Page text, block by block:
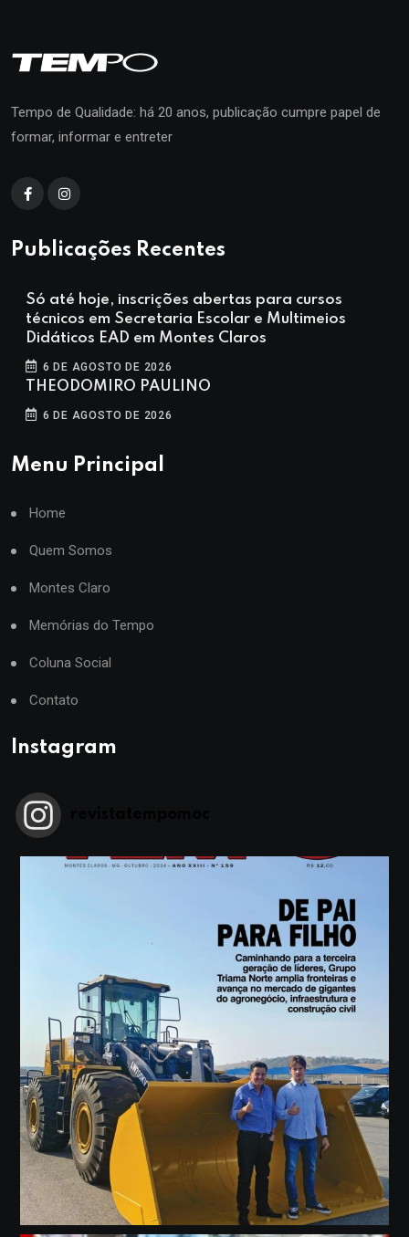
Tempo de Qualidade: há 20 anos, publicação cumpre papel de
formar, informar e entreter
Publicações Recentes
Só até hoje, inscrições abertas para cursos
técnicos em Secretaria Escolar e Multimeios
Didáticos EAD em Montes Claros
6 DE AGOSTO DE 2026
THEODOMIRO PAULINO
6 DE AGOSTO DE 2026
Menu Principal
Home
Quem Somos
Montes Claro
Memórias do Tempo
Coluna Social
Contato
Instagram